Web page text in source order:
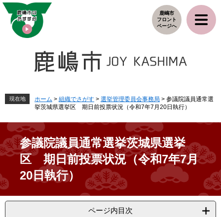
ペ
メ
鹿嶋市
フロント
ページへ
現在地 ホーム > 組織でさがす > 選挙管理委員会事務局 > 参議院議員通常選
挙茨城県選挙区 期日前投票状況（令和7年7月20日執行）
参議院議員通常選挙茨城県選挙
区 期日前投票状況（令和7年7月
20日執行）
ページ内目次